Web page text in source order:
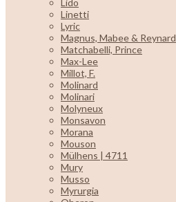
Linetti
Lyric
Magnus, Mabee & Reynard
Matchabelli, Prince
Max-Lee
Millot, F.
Molinard
Molinari
Molyneux
Monsavon
Morana
Mouson
Mülhens | 4711
Mury
Musso
Myrurgia